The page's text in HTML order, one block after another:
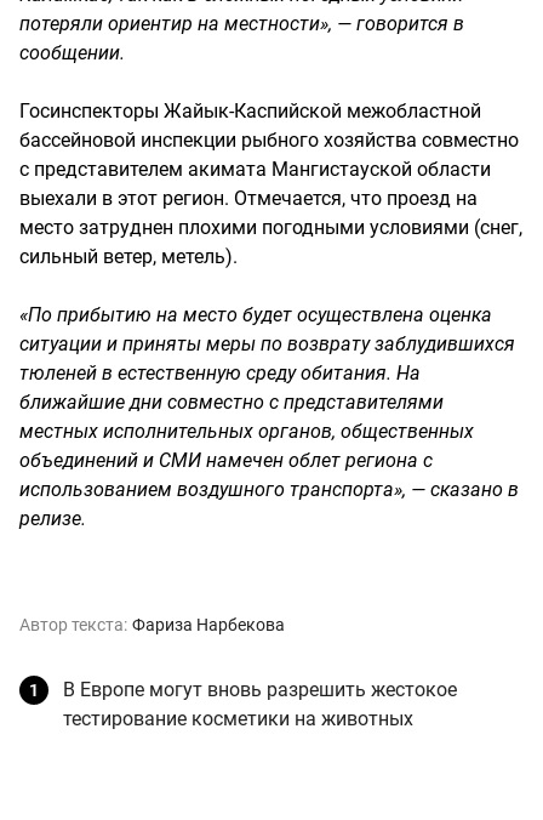
потеряли ориентир на местности», — говорится в
сообщении.
Госинспекторы Жайык-Каспийской межобластной
бассейновой инспекции рыбного хозяйства совместно
с представителем акимата Мангистауской области
выехали в этот регион. Отмечается, что проезд на
место затруднен плохими погодными условиями (снег,
сильный ветер, метель).
«По прибытию на место будет осуществлена оценка
ситуации и приняты меры по возврату заблудившихся
тюленей в естественную среду обитания. На
ближайшие дни совместно с представителями
местных исполнительных органов, общественных
объединений и СМИ намечен облет региона с
использованием воздушного транспорта», — сказано в
релизе.
Автор текста: Фариза Нарбекова
В Европе могут вновь разрешить жестокое
тестирование косметики на животных